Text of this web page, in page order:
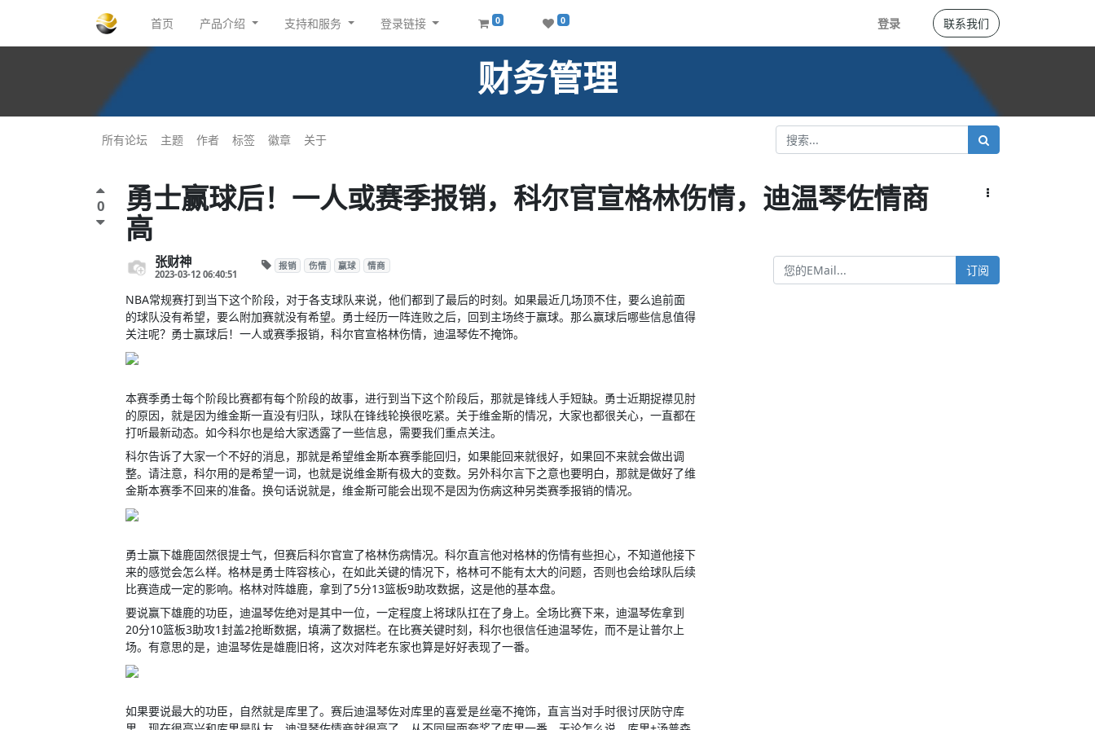
首页 产品介绍 支持和服务 登录链接 0 0 登录 联系我们
财务管理
所有论坛 主题 作者 标签 徽章 关于
0 勇士赢球后！一人或赛季报销，科尔官宣格林伤情，迪温琴佐情商
高
张财神
2023-03-12 06:40:51 订阅
报销 伤情 赢球 情商
NBA常规赛打到当下这个阶段，对于各支球队来说，他们都到了最后的时刻。如果最近几场顶不住，要么追前面
的球队没有希望，要么附加赛就没有希望。勇士经历一阵连败之后，回到主场终于赢球。那么赢球后哪些信息值得
关注呢？勇士赢球后！一人或赛季报销，科尔官宣格林伤情，迪温琴佐不掩饰。
本赛季勇士每个阶段比赛都有每个阶段的故事，进行到当下这个阶段后，那就是锋线人手短缺。勇士近期捉襟见肘
的原因，就是因为维金斯一直没有归队，球队在锋线轮换很吃紧。关于维金斯的情况，大家也都很关心，一直都在
打听最新动态。如今科尔也是给大家透露了一些信息，需要我们重点关注。
科尔告诉了大家一个不好的消息，那就是希望维金斯本赛季能回归，如果能回来就很好，如果回不来就会做出调
整。请注意，科尔用的是希望一词，也就是说维金斯有极大的变数。另外科尔言下之意也要明白，那就是做好了维
金斯本赛季不回来的准备。换句话说就是，维金斯可能会出现不是因为伤病这种另类赛季报销的情况。
勇士赢下雄鹿固然很提士气，但赛后科尔官宣了格林伤病情况。科尔直言他对格林的伤情有些担心，不知道他接下
来的感觉会怎么样。格林是勇士阵容核心，在如此关键的情况下，格林可不能有太大的问题，否则也会给球队后续
比赛造成一定的影响。格林对阵雄鹿，拿到了5分13篮板9助攻数据，这是他的基本盘。
要说赢下雄鹿的功臣，迪温琴佐绝对是其中一位，一定程度上将球队扛在了身上。全场比赛下来，迪温琴佐拿到
20分10篮板3助攻1封盖2抢断数据，填满了数据栏。在比赛关键时刻，科尔也很信任迪温琴佐，而不是让普尔上
场。有意思的是，迪温琴佐是雄鹿旧将，这次对阵老东家也算是好好表现了一番。
如果要说最大的功臣，自然就是库里了。赛后迪温琴佐对库里的喜爱是丝毫不掩饰，直言当对手时很讨厌防守库